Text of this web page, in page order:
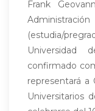
Frank
(estudia/
Universidad
confirmado
representará a
Universitarios